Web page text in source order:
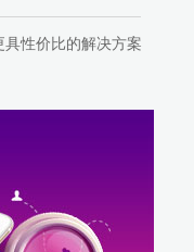
性价比的解决方案